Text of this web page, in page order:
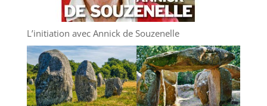
L’initiation avec Annick de Souzenelle